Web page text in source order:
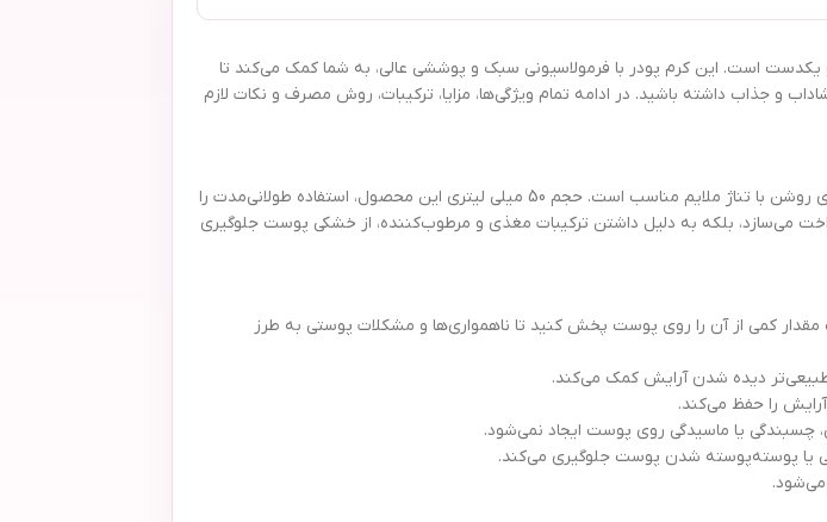
بی‌عیب و پوستی صاف و یکدست است. این کرم پودر با فرمولاسیونی سبک و پوششی عالی، به شما کمک می‌کند تا
و جذاب داشته باشید. در ادامه تمام ویژگی‌ها، مزایا، ترکیبات، روش مصرف و نکات لازم
کرم پودر گلدن دریم شماره 101 از سری محصولات محبوب آرایشی است که با توجه به شماره آن، برای پوست‌های روشن با تناژ ملایم مناسب است. حجم 50 میلی لیتری این محصول، استفاده طولانی‌مدت را
می‌سازد، بلکه به دلیل داشتن ترکیبات مغذی و مرطوب‌کننده، از خشکی پوست جلوگیری
کمی از آن را روی پوست پخش کنید تا ناهمواری‌ها و مشکلات پوستی به طرز
را حفظ می‌کند.
یا پوسته‌پوسته شدن پوست جلوگیری می‌کند.